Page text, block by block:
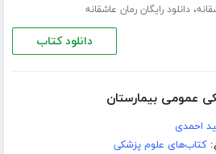
،دانلود رایگان رمان عاشقانه
دانلود کتاب
عمومی بیمارستان
احمدی
کتاب‌های علوم پزشکی